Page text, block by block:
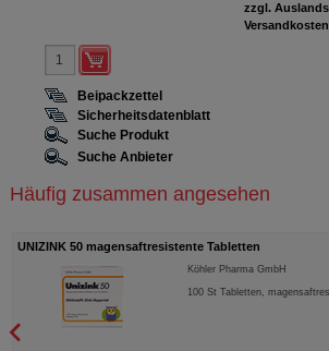
zzgl.
Versandkosten
Beipackzettel
Sicherheitsdatenblatt
Suche Produkt
Suche Anbieter
Häufig zusammen angesehen
UNIZINK 50 magensaftresistente Tabletten
Köhler Pharma GmbH
100St Tabletten,